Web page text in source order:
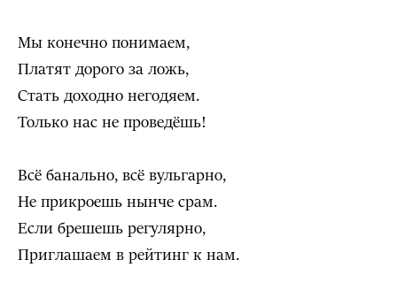
Мы конечно понимаем,
Платят дорого за ложь,
Стать доходно негодяем.
Только нас не проведёшь!
Всё банально, всё вульгарно,
Не прикроешь нынче срам.
Если брешешь регулярно,
Приглашаем в рейтинг к нам.